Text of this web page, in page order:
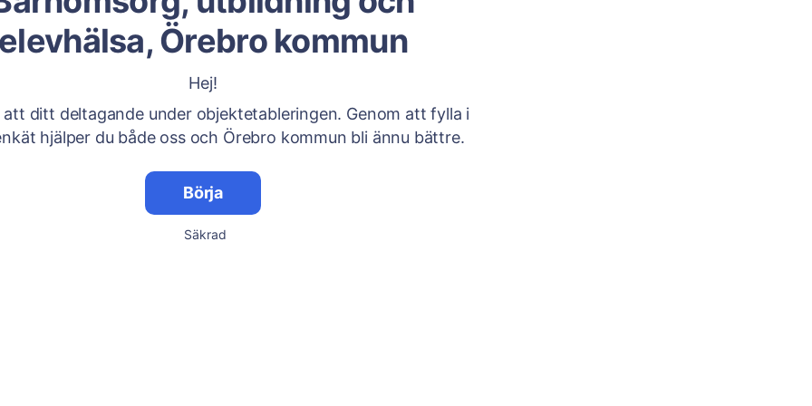
Örebro kommun
Hej!
ditt deltagande under objektetableringen. Genom att fylla i
hjälper du både oss och Örebro kommun bli ännu bättre.
Börja
Säkrad